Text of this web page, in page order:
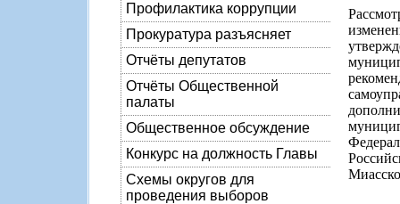
Профилактика коррупции
Прокуратура разъясняет
Отчёты депутатов
Отчёты Общественной
палаты
Общественное обсуждение
Конкурс на должность Главы
Схемы округов для
проведения выборов